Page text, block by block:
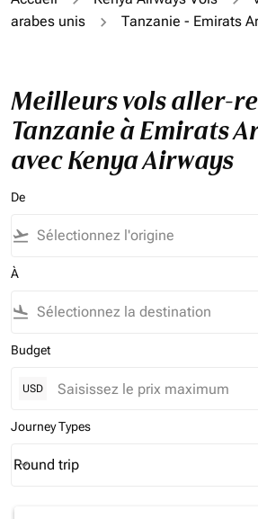
arabes unis
Tanzanie - Emirats
Meilleurs vols aller-
Tanzanie à Emirats
avec Kenya Airways
De
flight_takeoff
À
flight_land
Budget
USD
Journey Types
Journey Types option Round trip
Round trip
keyboard_arrow_down